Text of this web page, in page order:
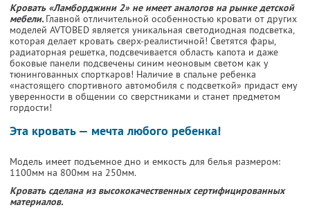
Кровать «Ламборджини 2» не имеет аналогов на рынке детской
мебели. Главной отличительной особенностью кровати от других
моделей AVTOBED является уникальная светодиодная подсветка,
которая делает кровать сверх-реалистичной! Светятся фары,
радиаторная решетка, подсвечивается область капота и даже
боковые панели подсвечены синим неоновым светом как у
тюнингованных спорткаров! Наличие в спальне ребенка
«настоящего спортивного автомобиля с подсветкой» придаст ему
уверенности в общении со сверстниками и станет предметом
гордости!
Эта кровать — мечта любого ребенка!
Модель имеет подъемное дно и емкость для белья размером:
1100мм на 800мм на 250мм.
Кровать сделана из высококачественных сертифицированных
материалов.